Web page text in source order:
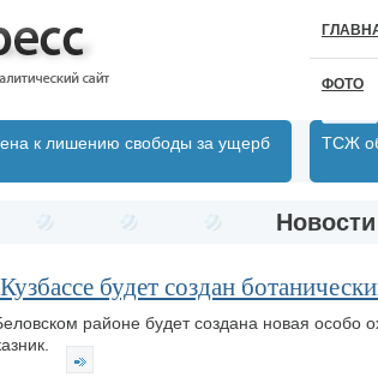
ФОТО
к лишению свободы за ущерб
ТСЖ
будет создан
районе будет создана новая особо